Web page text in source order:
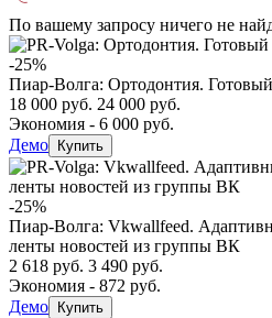
По вашему запросу ничего не
-25%
Пиар-Волга: Ортодонтия.
18 000 руб. 24 000 руб.
Экономия - 6 000 руб.
Демо
Купить
-25%
Пиар-Волга: Vkwallfeed.
ленты новостей из группы ВК
2 618 руб. 3 490 руб.
Экономия - 872 руб.
Демо
Купить